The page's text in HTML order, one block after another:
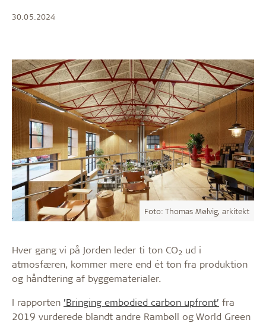
30.05.2024
Foto: Thomas Mølvig, arkitekt
Hver gang vi på Jorden leder ti ton CO2 ud i
atmosfæren, kommer mere end ét ton fra produktion
og håndtering af byggematerialer.
I rapporten ’Bringing embodied carbon upfront’ fra
2019 vurderede blandt andre Rambøll og World Green